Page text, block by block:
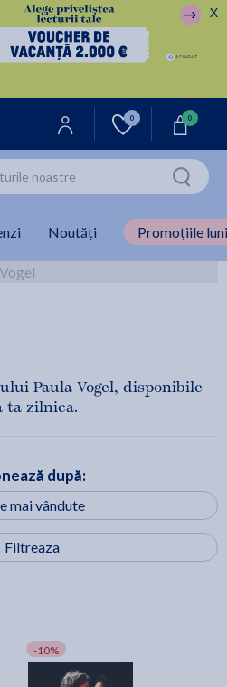
X
0 0
Noutăți Promoțiile
Paula Vogel, disponibile
ta zilnica.
Filtreaza
după:
mai vândute
-10%